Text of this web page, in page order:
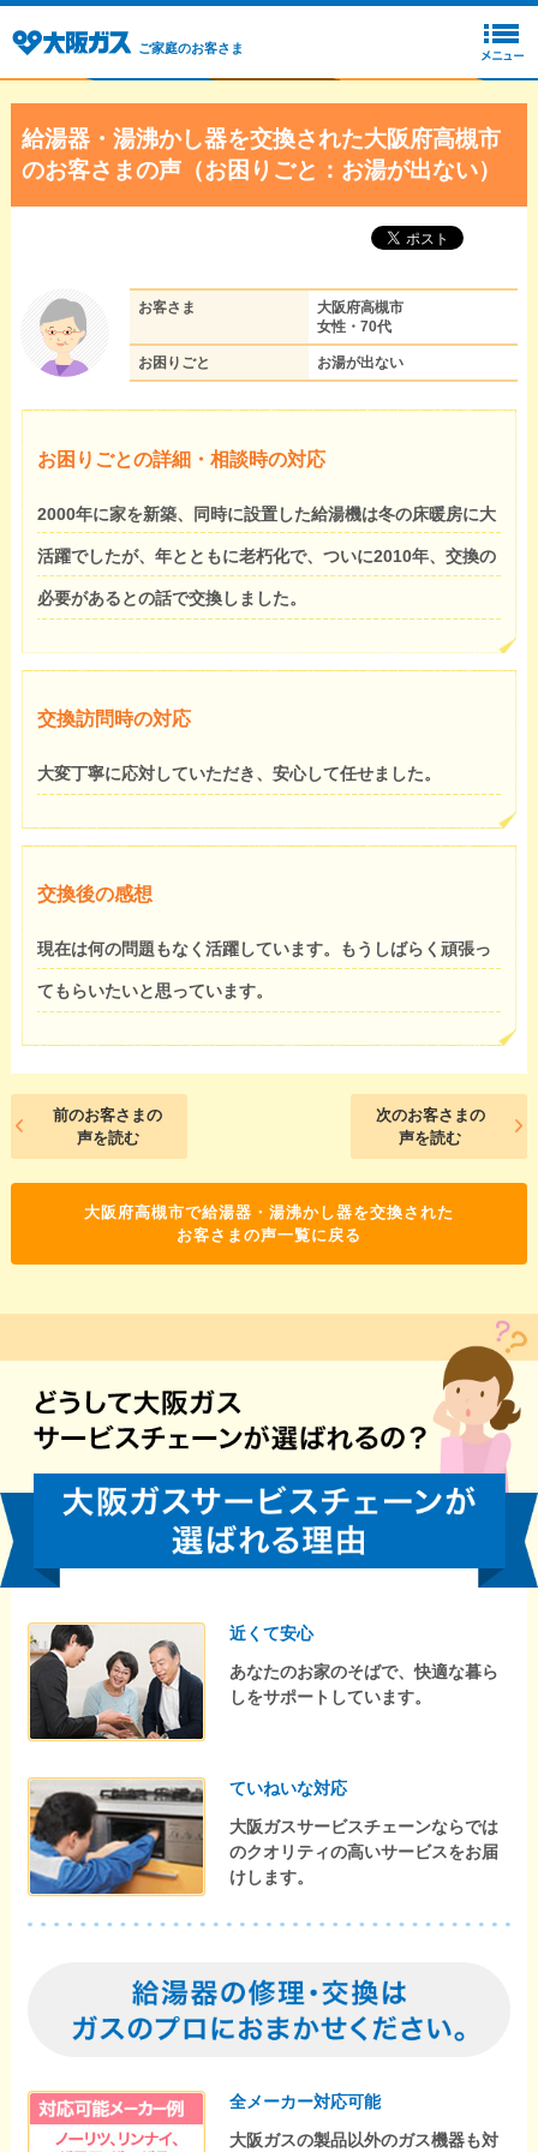
ご家庭のお客さま
給湯器・湯沸かし器を交換された大阪府高槻市
のお客さまの声（お困りごと：お湯が出ない）
お客さま
大阪府高槻市
女性・70代
お困りごと お湯が出ない
お困りごとの詳細・相談時の対応
2000年に家を新築、同時に設置した給湯機は冬の床暖房に大
活躍でしたが、年とともに老朽化で、ついに2010年、交換の
必要があるとの話で交換しました。
交換訪問時の対応
大変丁寧に応対していただき、安心して任せました。
交換後の感想
現在は何の問題もなく活躍しています。もうしばらく頑張っ
てもらいたいと思っています。
前のお客さまの
声を読む
次のお客さまの
声を読む
大阪府高槻市で給湯器・湯沸かし器を交換された
お客さまの声一覧に戻る
近くて安心
あなたのお家のそばで、快適な暮ら
しをサポートしています。
ていねいな対応
大阪ガスサービスチェーンならでは
のクオリティの高いサービスをお届
けします。
全メーカー対応可能
大阪ガスの製品以外のガス機器も対